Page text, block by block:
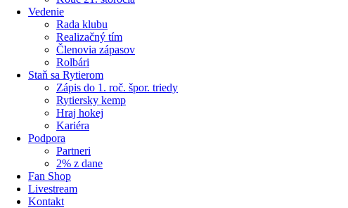
Vedenie
Rada klubu
Realizačný tím
Členovia zápasov
Rolbári
Staň sa Rytierom
Zápis do 1. roč. špor. triedy
Rytiersky kemp
Hraj hokej
Kariéra
Podpora
Partneri
2% z dane
Fan Shop
Livestream
Kontakt